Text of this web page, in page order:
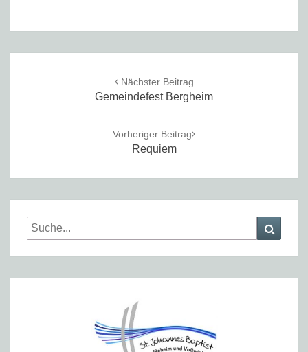
Nächster Beitrag
Gemeindefest Bergheim
Vorheriger Beitrag
Requiem
Search
for: